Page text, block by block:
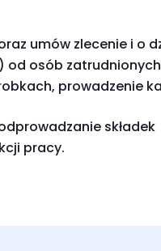
umów zlecenie i o
od osób zatrudnionych
prowadzenie
składek
pracy.